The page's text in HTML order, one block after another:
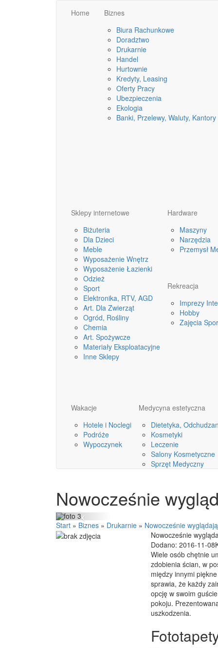
Home
Biznes
Biura Rachunkowe
Doradztwo
Drukarnie
Handel
Hurtownie
Kredyty, Leasing
Oferty Pracy
Ubezpieczenia
Ekologia
Banki, Przelewy, Waluty, Kantory
Sklepy internetowe
Biżuteria
Dla Dzieci
Meble
Wyposażenie Wnętrz
Wyposażenie Łazienki
Odzież
Sport
Elektronika, RTV, AGD
Art. Dla Zwierząt
Ogród, Rośliny
Chemia
Art. Spożywcze
Materiały Eksploatacyjne
Inne Sklepy
Hardware
Maszyny
Narzędzia
Przemysł
Rekreacja
Imprezy
Hobby
Zajęcia
Wakacje
Hotele i Noclegi
Podróże
Wypoczynek
Medycyna estetyczna
Dietetyka,
Kosmetyki
Leczenie
Salony Kosmetyczne
Sprzęt Medyczny
Nowocześnie
Start » Biznes » Drukarnie » Nowocześnie
Nowocześnie
Dodano: 2016-11-08
Wiele osób chętnie
zdobienia ścian, w
między innymi
sprawia, że każdy
opcję w swoim
pokoju.
uszkodzenia.